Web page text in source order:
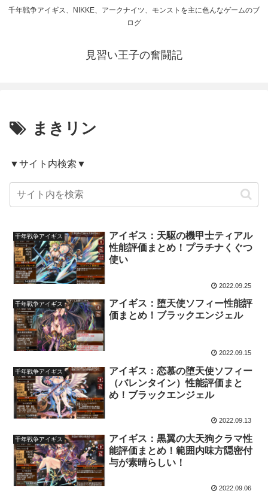
千年戦争アイギス、NIKKE、アークナイツ、モンストを主に色んなゲームのブ
ログ
見習い王子の奮闘記
まきリン
▼サイト内検索▼
千年戦争アイギス
アイギス：天駆の機甲士ティアル
性能評価まとめ！プラチナくぐつ
使い
2022.09.25
千年戦争アイギス
アイギス：堕天使ソフィー性能評
価まとめ！ブラックエンジェル
2022.09.15
千年戦争アイギス
アイギス：恋慕の堕天使ソフィー
（バレンタイン）性能評価まと
め！ブラックエンジェル
2022.09.13
千年戦争アイギス
アイギス：黒翼の大天狗クラマ性
能評価まとめ！範囲内味方隠密付
与が素晴らしい！
2022.09.06